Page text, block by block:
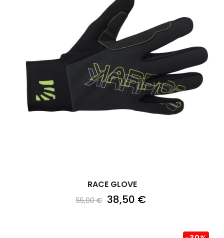
RACE GLOVE
55,00 € 38,50 €